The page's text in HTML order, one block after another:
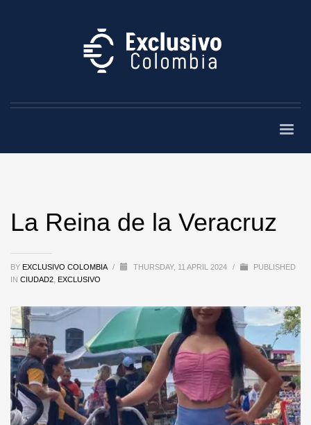
La Reina de la Veracruz
BY EXCLUSIVO COLOMBIA / THURSDAY, 11 APRIL 2024 /
PUBLISHED
IN CIUDAD2 EXCLUSIVO